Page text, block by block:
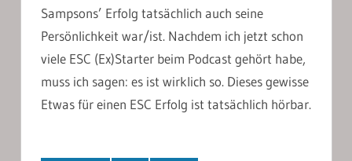
Sampsons’ Erfolg tatsächlich auch seine
Persönlichkeit war/ist. Nachdem ich jetzt schon
viele ESC (Ex)Starter beim Podcast gehört habe,
muss ich sagen: es ist wirklich so. Dieses gewisse
Etwas für einen ESC Erfolg ist tatsächlich hörbar.